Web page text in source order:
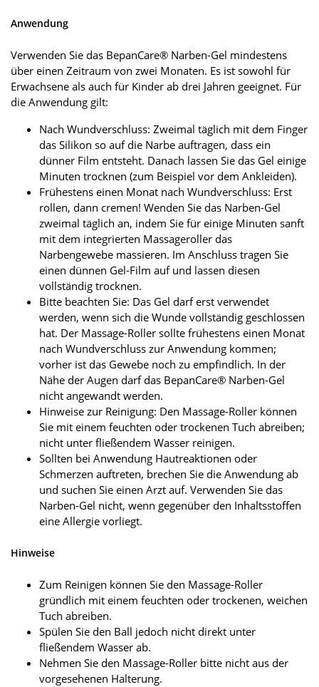
Anwendung
Verwenden Sie das BepanCare® Narben-Gel mindestens
über einen Zeitraum von zwei Monaten. Es ist sowohl für
Erwachsene als auch für Kinder ab drei Jahren geeignet. Für
die Anwendung gilt:
Nach Wundverschluss: Zweimal täglich mit dem Finger
das Silikon so auf die Narbe auftragen, dass ein
dünner Film entsteht. Danach lassen Sie das Gel einige
Minuten trocknen (zum Beispiel vor dem Ankleiden).
Frühestens einen Monat nach Wundverschluss: Erst
rollen, dann cremen! Wenden Sie das Narben-Gel
zweimal täglich an, indem Sie für einige Minuten sanft
mit dem integrierten Massageroller das
Narbengewebe massieren. Im Anschluss tragen Sie
einen dünnen Gel-Film auf und lassen diesen
vollständig trocknen.
Bitte beachten Sie: Das Gel darf erst verwendet
werden, wenn sich die Wunde vollständig geschlossen
hat. Der Massage-Roller sollte frühestens einen Monat
nach Wundverschluss zur Anwendung kommen;
vorher ist das Gewebe noch zu empfindlich. In der
Nähe der Augen darf das BepanCare® Narben-Gel
nicht angewandt werden.
Hinweise zur Reinigung: Den Massage-Roller können
Sie mit einem feuchten oder trockenen Tuch abreiben;
nicht unter fließendem Wasser reinigen.
Sollten bei Anwendung Hautreaktionen oder
Schmerzen auftreten, brechen Sie die Anwendung ab
und suchen Sie einen Arzt auf. Verwenden Sie das
Narben-Gel nicht, wenn gegenüber den Inhaltsstoffen
eine Allergie vorliegt.
Hinweise
Zum Reinigen können Sie den Massage-Roller
gründlich mit einem feuchten oder trockenen, weichen
Tuch abreiben.
Spülen Sie den Ball jedoch nicht direkt unter
fließendem Wasser ab.
Nehmen Sie den Massage-Roller bitte nicht aus der
vorgesehenen Halterung.